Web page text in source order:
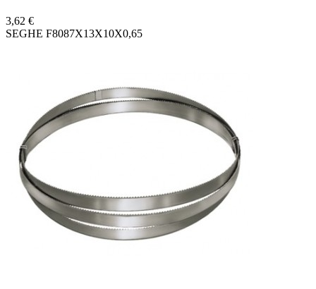
3,62 €
SEGHE F8087X13X10X0,65